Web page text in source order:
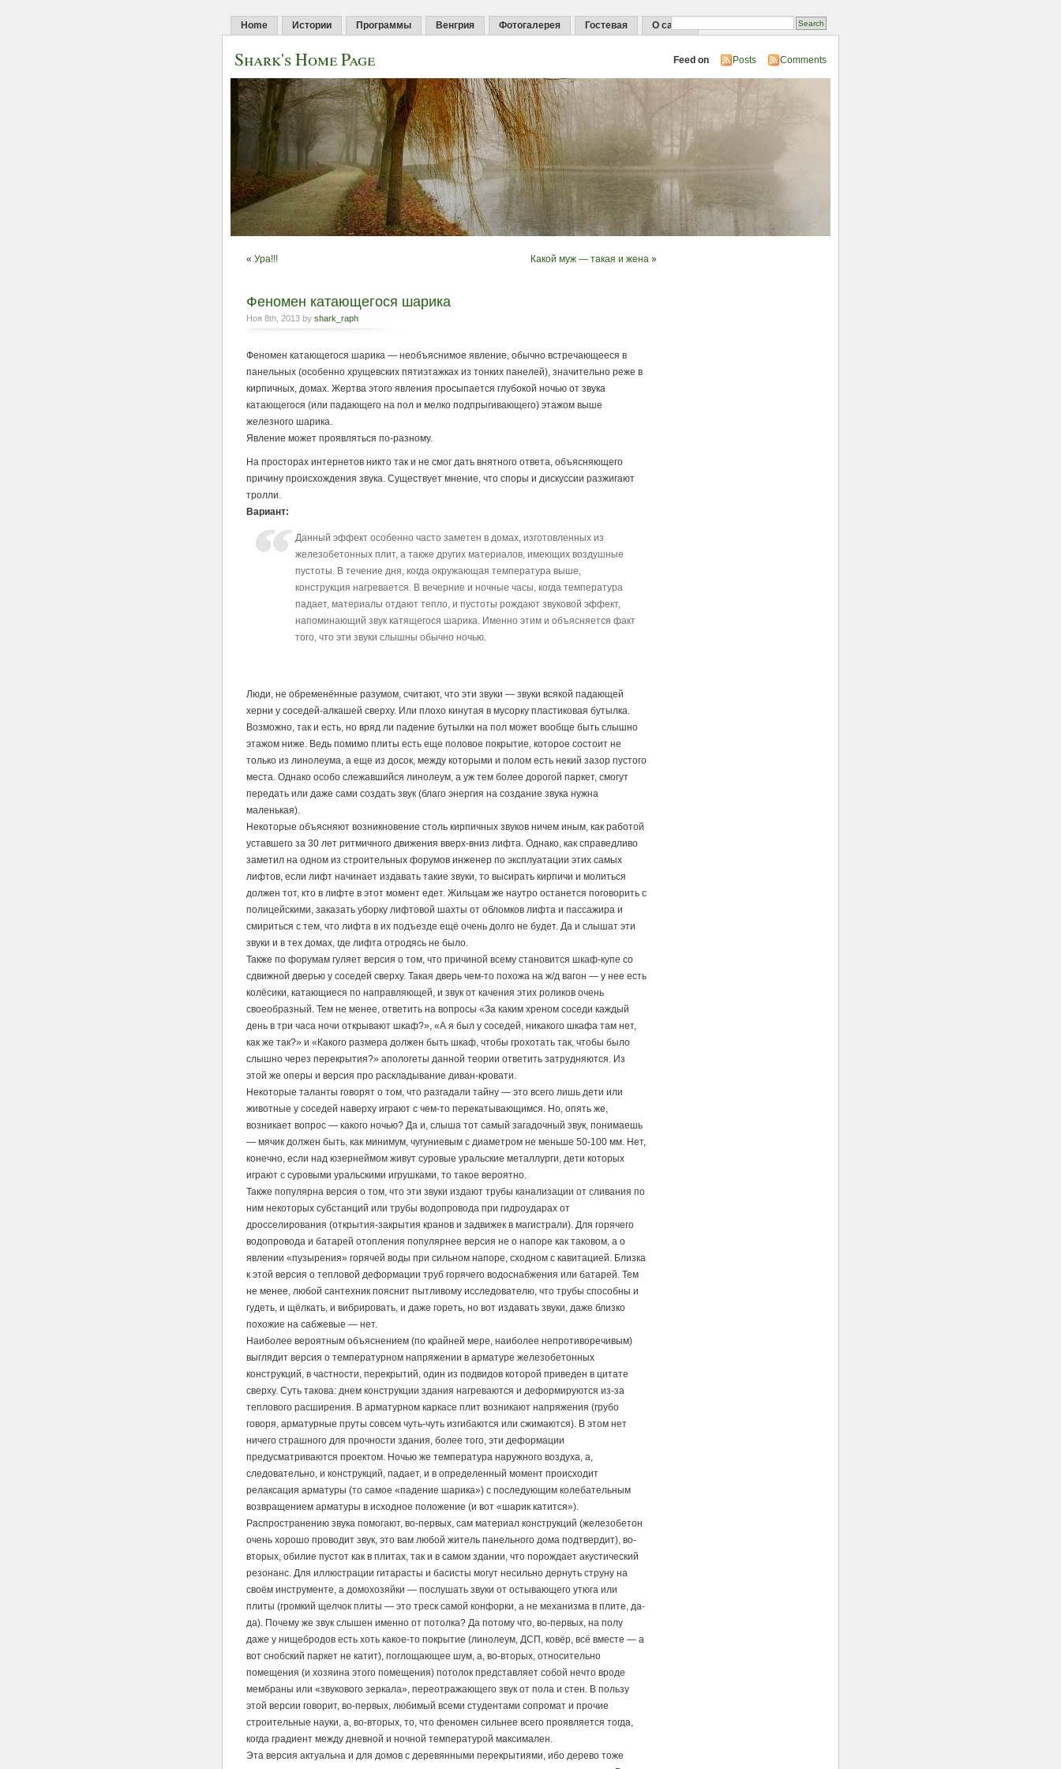
Home Истории Программы Венгрия Фотогалерея Гостевая О сайте
Shark's Home Page Feed on Posts Comments
« Ура!!! Какой муж — такая и жена »
Феномен катающегося шарика
Ноя 8th, 2013 by shark_raph
Феномен катающегося шарика — необъяснимое явление, обычно встречающееся в
панельных (особенно хрущевских пятиэтажках из тонких панелей), значительно реже в
кирпичных, домах. Жертва этого явления просыпается глубокой ночью от звука
катающегося (или падающего на пол и мелко подпрыгивающего) этажом выше
железного шарика.
Явление может проявляться по-разному.
На просторах интернетов никто так и не смог дать внятного ответа, объясняющего
причину происхождения звука. Существует мнение, что споры и дискуссии разжигают
тролли.
Вариант:
Данный эффект особенно часто заметен в домах, изготовленных из
железобетонных плит, а также других материалов, имеющих воздушные
пустоты. В течение дня, когда окружающая температура выше,
конструкция нагревается. В вечерние и ночные часы, когда температура
падает, материалы отдают тепло, и пустоты рождают звуковой эффект,
напоминающий звук катящегося шарика. Именно этим и объясняется факт
того, что эти звуки слышны обычно ночью.
Люди, не обременённые разумом, считают, что эти звуки — звуки всякой падающей
херни у соседей-алкашей сверху. Или плохо кинутая в мусорку пластиковая бутылка.
Возможно, так и есть, но вряд ли падение бутылки на пол может вообще быть слышно
этажом ниже. Ведь помимо плиты есть еще половое покрытие, которое состоит не
только из линолеума, а еще из досок, между которыми и полом есть некий зазор пустого
места. Однако особо слежавшийся линолеум, а уж тем более дорогой паркет, смогут
передать или даже сами создать звук (благо энергия на создание звука нужна
маленькая).
Некоторые объясняют возникновение столь кирпичных звуков ничем иным, как работой
уставшего за 30 лет ритмичного движения вверх-вниз лифта. Однако, как справедливо
заметил на одном из строительных форумов инженер по эксплуатации этих самых
лифтов, если лифт начинает издавать такие звуки, то высирать кирпичи и молиться
должен тот, кто в лифте в этот момент едет. Жильцам же наутро останется поговорить с
полицейскими, заказать уборку лифтовой шахты от обломков лифта и пассажира и
смириться с тем, что лифта в их подъезде ещё очень долго не будет. Да и слышат эти
звуки и в тех домах, где лифта отродясь не было.
Также по форумам гуляет версия о том, что причиной всему становится шкаф-купе со
сдвижной дверью у соседей сверху. Такая дверь чем-то похожа на ж/д вагон — у нее есть
колёсики, катающиеся по направляющей, и звук от качения этих роликов очень
своеобразный. Тем не менее, ответить на вопросы «За каким хреном соседи каждый
день в три часа ночи открывают шкаф?», «А я был у соседей, никакого шкафа там нет,
как же так?» и «Какого размера должен быть шкаф, чтобы грохотать так, чтобы было
слышно через перекрытия?» апологеты данной теории ответить затрудняются. Из
этой же оперы и версия про раскладывание диван-кровати.
Некоторые таланты говорят о том, что разгадали тайну — это всего лишь дети или
животные у соседей наверху играют с чем-то перекатывающимся. Но, опять же,
возникает вопрос — какого ночью? Да и, слыша тот самый загадочный звук, понимаешь
— мячик должен быть, как минимум, чугуниевым с диаметром не меньше 50-100 мм. Нет,
конечно, если над юзернеймом живут суровые уральские металлурги, дети которых
играют с суровыми уральскими игрушками, то такое вероятно.
Также популярна версия о том, что эти звуки издают трубы канализации от сливания по
ним некоторых субстанций или трубы водопровода при гидроударах от
дросселирования (открытия-закрытия кранов и задвижек в магистрали). Для горячего
водопровода и батарей отопления популярнее версия не о напоре как таковом, а о
явлении «пузырения» горячей воды при сильном напоре, сходном с кавитацией. Близка
к этой версия о тепловой деформации труб горячего водоснабжения или батарей. Тем
не менее, любой сантехник пояснит пытливому исследователю, что трубы способны и
гудеть, и щёлкать, и вибрировать, и даже гореть, но вот издавать звуки, даже близко
похожие на сабжевые — нет.
Наиболее вероятным объяснением (по крайней мере, наиболее непротиворечивым)
выглядит версия о температурном напряжении в арматуре железобетонных
конструкций, в частности, перекрытий, один из подвидов которой приведен в цитате
сверху. Суть такова: днем конструкции здания нагреваются и деформируются из-за
теплового расширения. В арматурном каркасе плит возникают напряжения (грубо
говоря, арматурные пруты совсем чуть-чуть изгибаются или сжимаются). В этом нет
ничего страшного для прочности здания, более того, эти деформации
предусматриваются проектом. Ночью же температура наружного воздуха, а,
следовательно, и конструкций, падает, и в определенный момент происходит
релаксация арматуры (то самое «падение шарика») с последующим колебательным
возвращением арматуры в исходное положение (и вот «шарик катится»).
Распространению звука помогают, во-первых, сам материал конструкций (железобетон
очень хорошо проводит звук, это вам любой житель панельного дома подтвердит), во-
вторых, обилие пустот как в плитах, так и в самом здании, что порождает акустический
резонанс. Для иллюстрации гитарасты и басисты могут несильно дернуть струну на
своём инструменте, а домохозяйки — послушать звуки от остывающего утюга или
плиты (громкий щелчок плиты — это треск самой конфорки, а не механизма в плите, да-
да). Почему же звук слышен именно от потолка? Да потому что, во-первых, на полу
даже у нищебродов есть хоть какое-то покрытие (линолеум, ДСП, ковёр, всё вместе — а
вот снобский паркет не катит), поглощающее шум, а, во-вторых, относительно
помещения (и хозяина этого помещения) потолок представляет собой нечто вроде
мембраны или «звукового зеркала», переотражающего звук от пола и стен. В пользу
этой версии говорит, во-первых, любимый всеми студентами сопромат и прочие
строительные науки, а, во-вторых, то, что феномен сильнее всего проявляется тогда,
когда градиент между дневной и ночной температурой максимален.
Эта версия актуальна и для домов с деревянными перекрытиями, ибо дерево тоже